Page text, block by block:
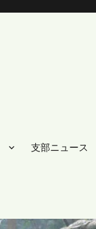
支部ニュース